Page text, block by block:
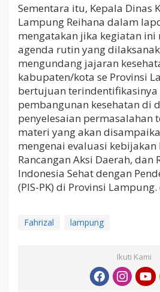
Sementara itu, Kepala Dinas
Lampung Reihana dalam
mengatakan jika kegiatan ini
agenda rutin yang
mengundang jajaran
kabupaten/kota se Provinsi
bertujuan terindentifikasinya
pembangunan kesehatan di
penyelesaian permasalahan
materi yang akan
mengenai evaluasi kebijakan
Rancangan Aksi Daerah, dan
Indonesia Sehat dengan
(PIS-PK) di Provinsi Lampung.
Fahrizal lampung
Ikuti Kami